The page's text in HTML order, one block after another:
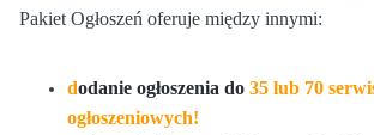
Pakiet Ogłoszeń oferuje między innymi:
dodanie ogłoszenia do 35 lub 70
ogłoszeniowych!